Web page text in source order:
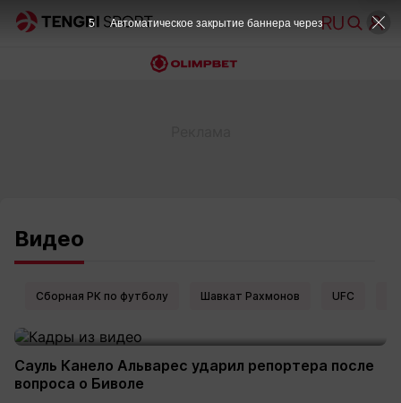
Видео
Сборная РК по футболу Шавкат Рахмонов UFC
Сауль Канело Альварес ударил репортера после
вопроса о Биволе
4 Автоматическое закрытие баннера через